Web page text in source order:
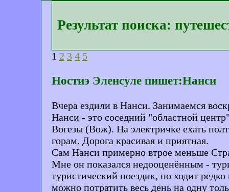
Результат поиска:
1 2 3 4 5
Ностиэ Эленсуле пишет:Нанси
Вчера ездили в Нанси. Занимаемся
Нанси - это соседний "областной
Вогезы (Вож). На электричке ехать
горам. Дорога красивая и приятная.
Сам Нанси примерно втрое меньше
Мне он показался недооценённым -
туристический поездик, но ходит
можно потратить весь день на одну